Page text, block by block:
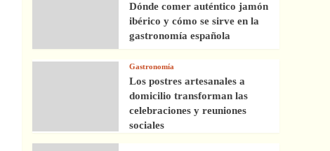
Dónde comer auténtico jamón
ibérico y cómo se sirve en la
gastronomía española
Gastronomía
Los postres artesanales a
domicilio transforman las
celebraciones y reuniones
sociales